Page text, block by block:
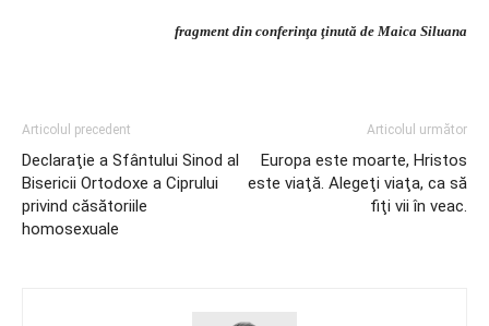
fragment din conferinţa ţinută de Maica Siluana
Articolul precedent
Declaraţie a Sfântului Sinod al
Bisericii Ortodoxe a Ciprului
privind căsătoriile
homosexuale
Articolul următor
Europa este moarte, Hristos
este viaţă. Alegeţi viaţa, ca să
fiţi vii în veac.